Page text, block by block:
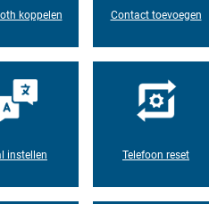
koppelen Contact toevoegen
instellen Telefoon reset